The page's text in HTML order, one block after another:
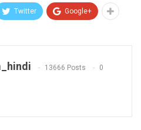
Twitter Google+
13666 Posts 0